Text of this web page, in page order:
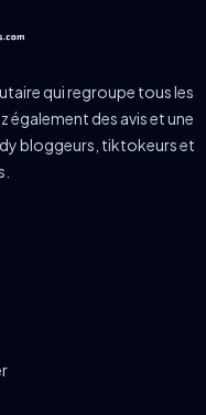
qui regroupe tous les
également des avis et une
bloggeurs, tiktokeurs et